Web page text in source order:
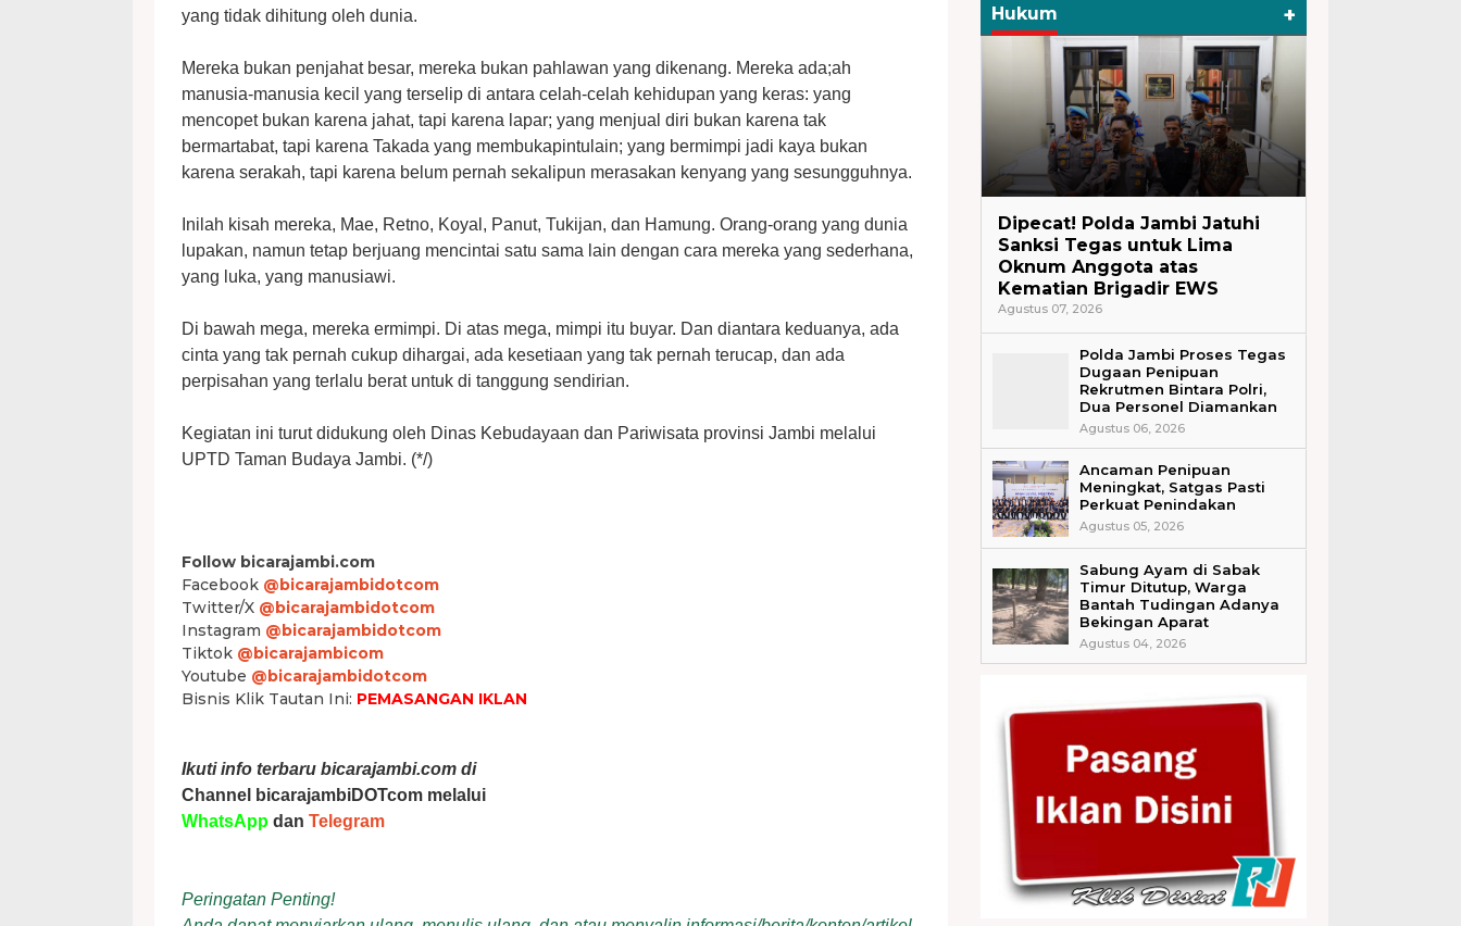
yang tidak dihitung oleh dunia.
Mereka bukan penjahat besar, mereka bukan pahlawan yang dikenang. Mereka ada;ah
manusia-manusia kecil yang terselip di antara celah-celah kehidupan yang keras: yang
mencopet bukan karena jahat, tapi karena lapar; yang menjual diri bukan karena tak
bermartabat, tapi karena Takada yang membukapintulain; yang bermimpi jadi kaya bukan
karena serakah, tapi karena belum pernah sekalipun merasakan kenyang yang sesungguhnya.
Inilah kisah mereka, Mae, Retno, Koyal, Panut, Tukijan, dan Hamung. Orang-orang yang dunia
lupakan, namun tetap berjuang mencintai satu sama lain dengan cara mereka yang sederhana,
yang luka, yang manusiawi.
Di bawah mega, mereka ermimpi. Di atas mega, mimpi itu buyar. Dan diantara keduanya, ada
cinta yang tak pernah cukup dihargai, ada kesetiaan yang tak pernah terucap, dan ada
perpisahan yang terlalu berat untuk di tanggung sendirian.
Kegiatan ini turut didukung oleh Dinas Kebudayaan dan Pariwisata provinsi Jambi melalui
UPTD Taman Budaya Jambi. (*/)
Follow bicarajambi.com
Facebook @bicarajambidotcom
Twitter/X @bicarajambidotcom
Instagram @bicarajambidotcom
Tiktok @bicarajambicom
Youtube @bicarajambidotcom
Bisnis Klik Tautan Ini: PEMASANGAN IKLAN
Ikuti info terbaru bicarajambi.com di
Channel bicarajambiDOTcom melalui
WhatsApp dan Telegram
Peringatan Penting!
Hukum +
Dipecat! Polda Jambi Jatuhi
Sanksi Tegas untuk Lima
Oknum Anggota atas
Kematian Brigadir EWS
Agustus 07, 2026
Polda Jambi Proses Tegas
Dugaan Penipuan
Rekrutmen Bintara Polri,
Dua Personel Diamankan
Agustus 06, 2026
Ancaman Penipuan
Meningkat, Satgas Pasti
Perkuat Penindakan
Agustus 05, 2026
Sabung Ayam di Sabak
Timur Ditutup, Warga
Bantah Tudingan Adanya
Bekingan Aparat
Agustus 04, 2026